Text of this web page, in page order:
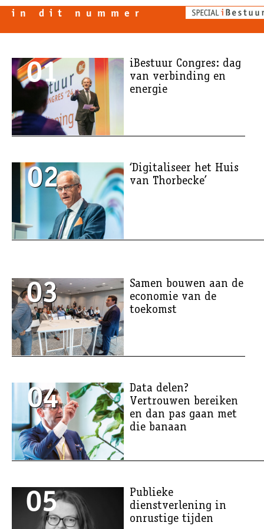
in dit nummer
01
iBestuur Congres: dag
van verbinding en
energie
02
‘Digitaliseer het Huis
van Thorbecke’
03
Samen bouwen aan de
economie van de
toekomst
04
Data delen?
Vertrouwen bereiken
en dan pas gaan met
die banaan
05
Publieke
dienstverlening in
onrustige tijden